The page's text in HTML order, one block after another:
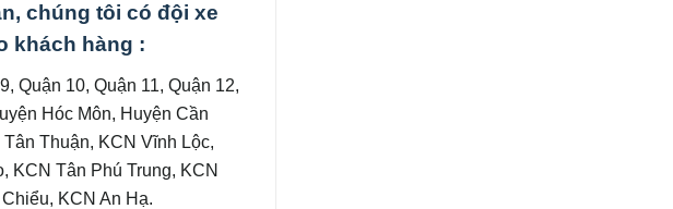
chúng tôi có đội xe
khách hàng :
Quận 10, Quận 11, Quận 12,
Hóc Môn, Huyện Cần
Thuận, KCN Vĩnh Lộc,
KCN Tân Phú Trung, KCN
KCN An Hạ.